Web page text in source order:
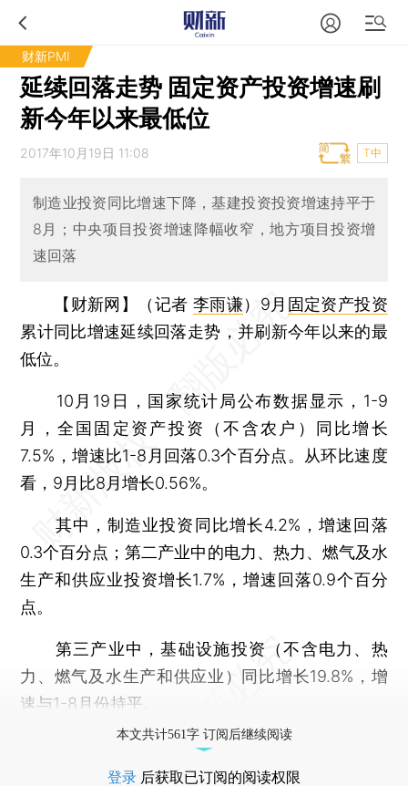
财新PMI
延续回落走势 固定资产投资增速刷
新今年以来最低位
2017年10月19日 11:08 T中
制造业投资同比增速下降，基建投资投资增速持平于
8月；中央项目投资增速降幅收窄，地方项目投资增
速回落
【财新网】（记者李雨谦） 9月 固定资产投资
累计同比增速延续回落走势，并刷新今年以来的最
低位。
10月19日，国家统计局公布数据显示，1-9
月，全国固定资产投资（不含农户）同比增长
7.5%，增速比1-8月回落0.3个百分点。从环比速度
看，9月比8月增长0.56%。
其中，制造业投资同比增长4.2%，增速回落
0.3个百分点；第二产业中的电力、热力、燃气及水
生产和供应业投资增长1.7%，增速回落0.9个百分
点。
第三产业中，基础设施投资（不含电力、热
力、燃气及水生产和供应业）同比增长19.8%，增
速与1-8月份持平。
本文共计561字 订阅后继续阅读
登录 后获取已订阅的阅读权限